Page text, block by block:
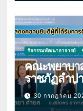
กิจกรรมพัฒนาอาจารย์
คณะพยาบา
ราชภัฏลำป
บุคลากร เนื่
พิมพ์ผลงาน
30 กรกฎาคม